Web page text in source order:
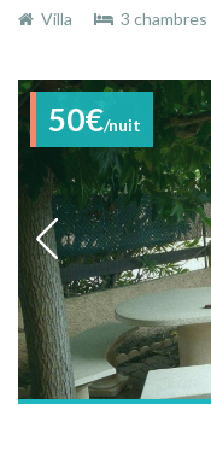
Villa 3 chambres
50€/nuit